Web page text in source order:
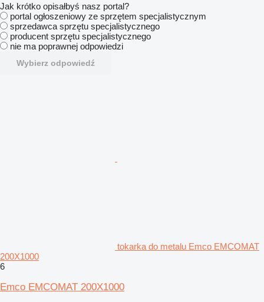
Jak krótko opisałbyś nasz portal?
portal ogłoszeniowy ze sprzętem specjalistycznym
sprzedawca sprzętu specjalistycznego
producent sprzętu specjalistycznego
nie ma poprawnej odpowiedzi
Wybierz odpowiedź
tokarka do metalu Emco EMCOMAT
200X1000
6
Emco EMCOMAT 200X1000